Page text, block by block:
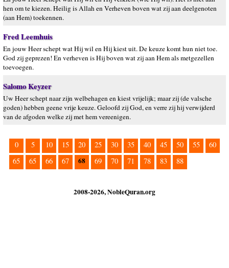
hen om te kiezen. Heilig is Allah en Verheven boven wat zij aan deelgenoten
(aan Hem) toekennen.
Fred Leemhuis
En jouw Heer schept wat Hij wil en Hij kiest uit. De keuze komt hun niet toe.
God zij geprezen! En verheven is Hij boven wat zij aan Hem als metgezellen
toevoegen.
Salomo Keyzer
Uw Heer schept naar zijn welbehagen en kiest vrijelijk; maar zij (de valsche
goden) hebben geene vrije keuze. Geloofd zij God, en verre zij hij verwijderd
van de afgoden welke zij met hem vereenigen.
0 5 10 15 20 25 30 35 40 45 50 55
60
65
65 66 67 68 69 70 71 78 83 88
2008-2026, NobleQuran.org